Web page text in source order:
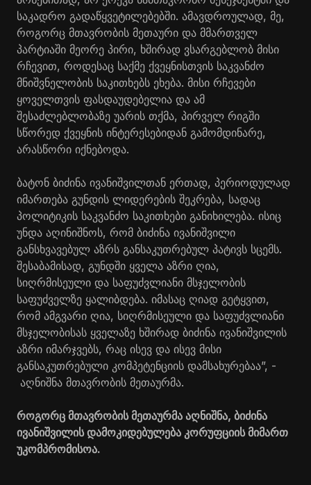
საკადრო გადაწყვეტილებებში. ამავდროულად, მე,
როგორც მთავრობის მეთაური და მმართველ
პარტიაში მეორე პირი, ხშირად ვსარგებლობ მისი
რჩევით, როდესაც საქმე ქვეყნისთვის საკვანძო
მნიშვნელობის საკითხებს ეხება. მისი რჩევები
ყოველთვის ფასდაუდებელია და ამ
შესაძლებლობაზე უარის თქმა, პირველ რიგში
სწორედ ქვეყნის ინტერესებიდან გამომდინარე,
არასწორი იქნებოდა.
ბატონ ბიძინა ივანიშვილთან ერთად, პერიოდულად
იმართება გუნდის ლიდერების შეკრება, სადაც
პოლიტიკის საკვანძო საკითხები განიხილება. ისიც
უნდა აღინიშნოს, რომ ბიძინა ივანიშვილი
განსხვავებულ აზრს განსაკუთრებულ პატივს სცემს.
შესაბამისად, გუნდში ყველა აზრი ღია,
სიღრმისეული და საფუძვლიანი მსჯელობის
საფუძველზე ყალიბდება. იმასაც ღიად გეტყვით,
რომ ამგვარი ღია, სიღრმისეული და საფუძვლიანი
მსჯელობისას ყველაზე ხშირად ბიძინა ივანიშვილის
აზრი იმარჯვებს, რაც ისევ და ისევ მისი
განსაკუთრებული კომპეტენციის დამსახურებაა”, -
აღნიშნა მთავრობის მეთაურმა.
როგორც მთავრობის მეთაურმა აღნიშნა, ბიძინა
ივანიშვილის დამოკიდებულება კორუფციის მიმართ
უკომპრომისოა.